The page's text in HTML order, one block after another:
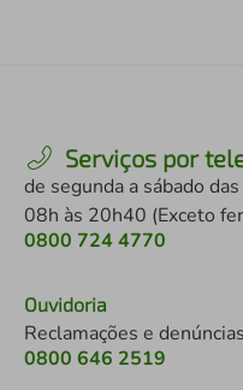
Serviços por
de segunda a sábado das
08h às 20h40 (Exceto
0800 724 4770
Ouvidoria
Reclamações e denúncias
0800 646 2519